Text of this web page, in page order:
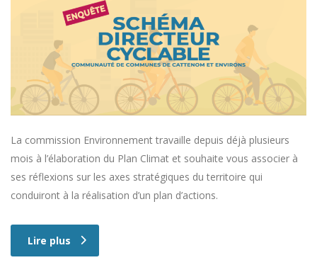
La commission Environnement travaille depuis déjà plusieurs
mois à l’élaboration du Plan Climat et souhaite vous associer à
ses réflexions sur les axes stratégiques du territoire qui
conduiront à la réalisation d’un plan d’actions.
Lire plus